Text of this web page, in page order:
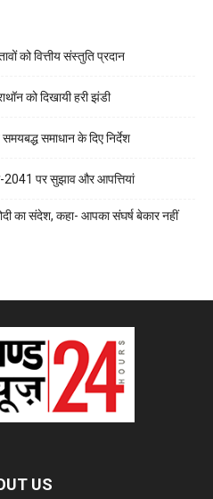
को वित्तीय संस्तुति प्रदान
को दिखायी हरी झंडी
समाधान के दिए निर्देश
2041 पर सुझाव और आपत्तियां
का संदेश, कहा- आपका संघर्ष बेकार नहीं
US